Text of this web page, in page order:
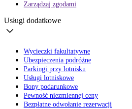
Zarządzaj zgodami
Usługi dodatkowe
Wycieczki fakultatywne
Ubezpieczenia podróżne
Parkingi przy lotnisku
Usługi lotniskowe
Bony podarunkowe
Pewność niezmiennej ceny
Bezpłatne odwołanie rezerwacji